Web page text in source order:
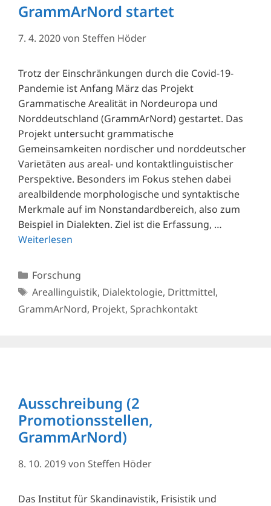
GrammArNord startet
7. 4. 2020von Steffen Höder
Trotz der Einschränkungen durch die Covid-19-
Pandemie ist Anfang März das Projekt
Grammatische Arealität in Nordeuropa und
Norddeutschland (GrammArNord) gestartet. Das
Projekt untersucht grammatische
Gemeinsamkeiten nordischer und norddeutscher
Varietäten aus areal- und kontaktlinguistischer
Perspektive. Besonders im Fokus stehen dabei
arealbildende morphologische und syntaktische
Merkmale auf im Nonstandardbereich, also zum
Beispiel in Dialekten. Ziel ist die Erfassung, …
Weiterlesen
Kategorien
Forschung
Schlagwörter
Areallinguistik, Dialektologie, Drittmittel,
GrammArNord, Projekt, Sprachkontakt
Ausschreibung (2
Promotionsstellen,
GrammArNord)
8. 10. 2019von Steffen Höder
Das Institut für Skandinavistik, Frisistik und